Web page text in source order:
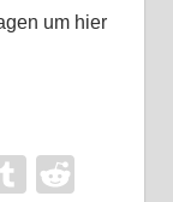
um hier
EmailTumblr